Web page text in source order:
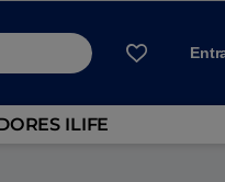
ILIFE